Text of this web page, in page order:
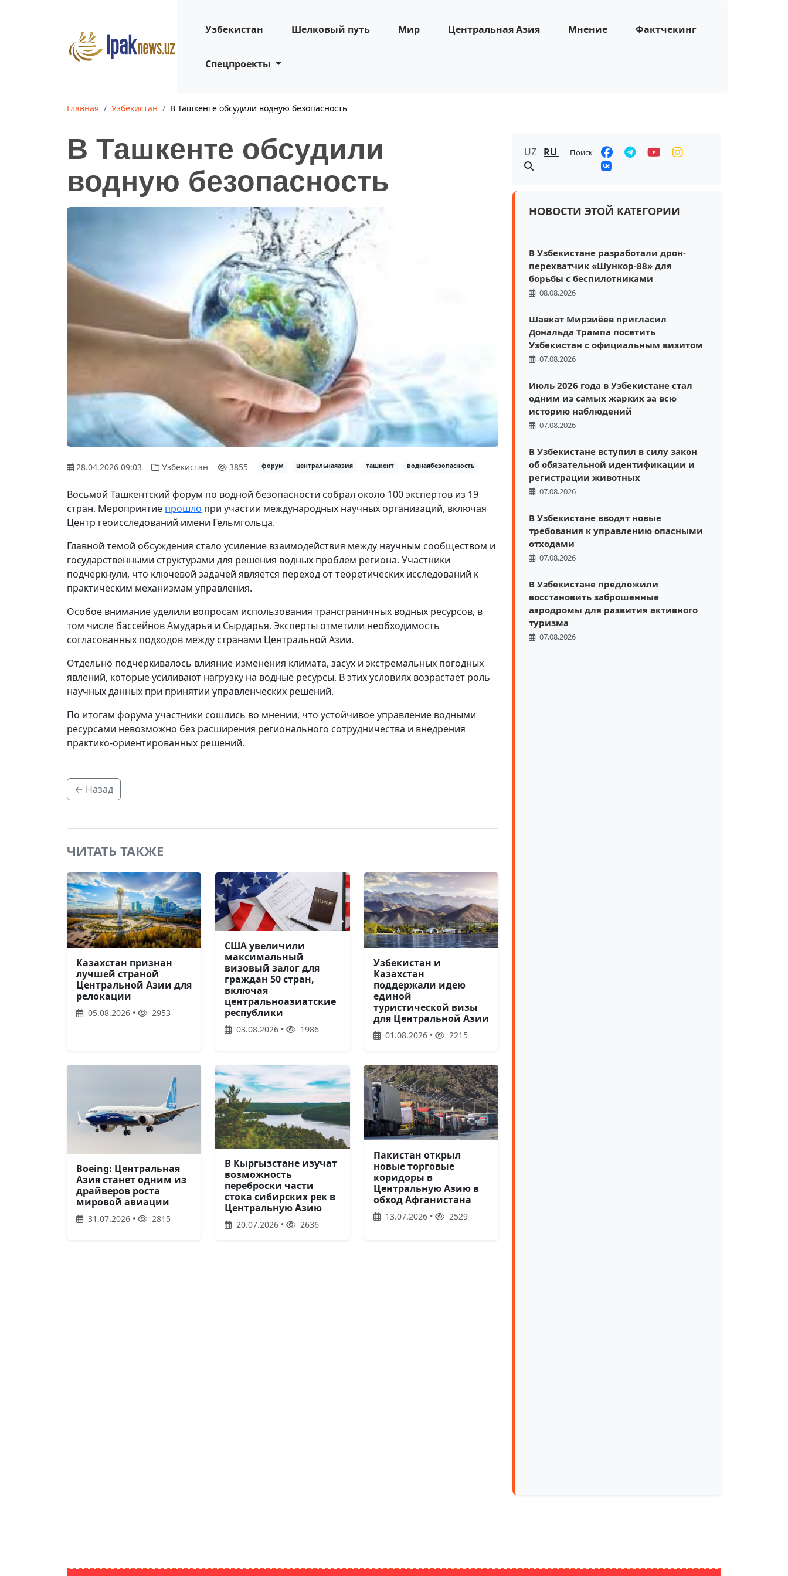
Узбекистан Шелковый путь Мир Центральная Азия Мнение Фактчекинг
Спецпроекты
Главная Узбекистан В Ташкенте обсудили водную безопасность
В Ташкенте обсудили
водную безопасность
28.04.2026 09:03 Узбекистан 3855 форум центральнаяазия ташкент воднаябезопасность
Восьмой Ташкентский форум по водной безопасности собрал около 100 экспертов из 19
стран. Мероприятие прошло при участии международных научных организаций, включая
Центр геоисследований имени Гельмгольца.
Главной темой обсуждения стало усиление взаимодействия между научным сообществом и
государственными структурами для решения водных проблем региона. Участники
подчеркнули, что ключевой задачей является переход от теоретических исследований к
практическим механизмам управления.
Особое внимание уделили вопросам использования трансграничных водных ресурсов, в
том числе бассейнов Амударья и Сырдарья. Эксперты отметили необходимость
согласованных подходов между странами Центральной Азии.
Отдельно подчеркивалось влияние изменения климата, засух и экстремальных погодных
явлений, которые усиливают нагрузку на водные ресурсы. В этих условиях возрастает роль
научных данных при принятии управленческих решений.
По итогам форума участники сошлись во мнении, что устойчивое управление водными
ресурсами невозможно без расширения регионального сотрудничества и внедрения
практико-ориентированных решений.
← Назад
ЧИТАТЬ ТАКЖЕ
Казахстан признан
лучшей страной
Центральной Азии для
релокации
05.08.2026 • 2953
США увеличили
максимальный
визовый залог для
граждан 50 стран,
включая
центральноазиатские
республики
03.08.2026 • 1986
Узбекистан и
Казахстан
поддержали идею
единой
туристической визы
для Центральной Азии
01.08.2026 • 2215
Boeing: Центральная
Азия станет одним из
драйверов роста
мировой авиации
31.07.2026 • 2815
В Кыргызстане изучат
возможность
переброски части
стока сибирских рек в
Центральную Азию
20.07.2026 • 2636
Пакистан открыл
новые торговые
коридоры в
Центральную Азию в
обход Афганистана
13.07.2026 • 2529
UZ RU Поиск
НОВОСТИ ЭТОЙ КАТЕГОРИИ
В Узбекистане разработали дрон-
перехватчик «Шункор-88» для
борьбы с беспилотниками
08.08.2026
Шавкат Мирзиёев пригласил
Дональда Трампа посетить
Узбекистан с официальным визитом
07.08.2026
Июль 2026 года в Узбекистане стал
одним из самых жарких за всю
историю наблюдений
07.08.2026
В Узбекистане вступил в силу закон
об обязательной идентификации и
регистрации животных
07.08.2026
В Узбекистане вводят новые
требования к управлению опасными
отходами
07.08.2026
В Узбекистане предложили
восстановить заброшенные
аэродромы для развития активного
туризма
07.08.2026